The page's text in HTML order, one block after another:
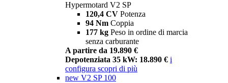
Hypermotard V2 SP
120,4 CV Potenza
94 Nm Coppia
177 kg Peso in ordine di marcia
senza carburante
A partire da 19.890 €
Depotenziata 35 kW: 18.890 € i
configura scopri di più
new V2 SP 100